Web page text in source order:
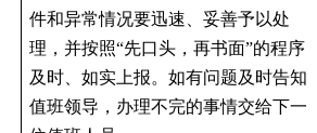
件和异常情况要迅速、妥善予以处
理，并按照“先口头，再书面”的程序
及时、如实上报。如有问题及时告知
值班领导，办理不完的事情交给下一